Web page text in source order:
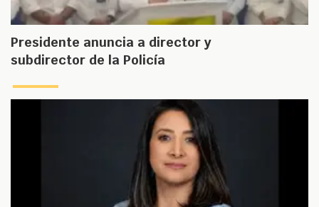
Presidente anuncia a director y
subdirector de la Policía